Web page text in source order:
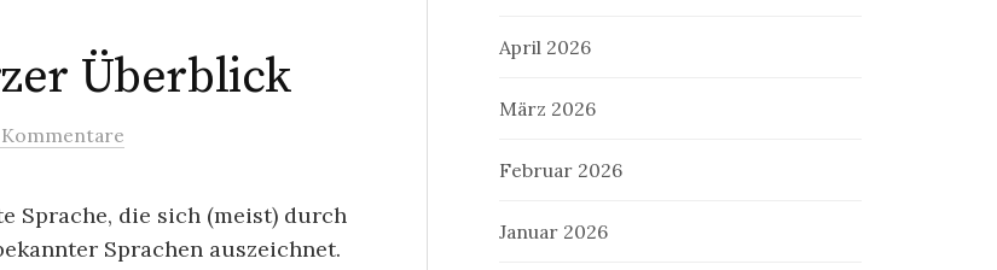
Überblick
Sprache, die sich (meist) durch
Sprachen auszeichnet.
April 2026
März 2026
Februar 2026
Januar 2026